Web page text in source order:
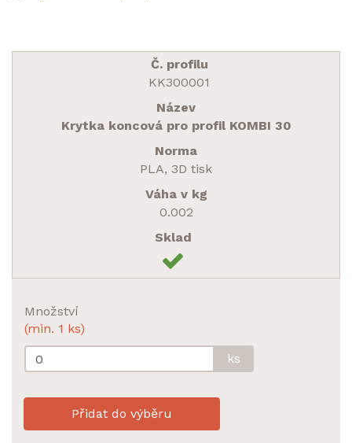
KK300001
Krytka koncová pro profil KOMBI 30
PLA, 3D tisk
0.002
Množství
(min. 1 ks)
ks
Přidat do výběru